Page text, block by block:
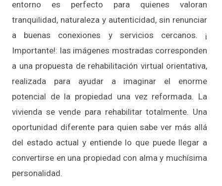
entorno es perfecto para quienes valoran
tranquilidad, naturaleza y autenticidad, sin renunciar
a buenas conexiones y servicios cercanos. ¡
Importante!: las imágenes mostradas corresponden
a una propuesta de rehabilitación virtual orientativa,
realizada para ayudar a imaginar el enorme
potencial de la propiedad una vez reformada. La
vivienda se vende para rehabilitar totalmente. Una
oportunidad diferente para quien sabe ver más allá
del estado actual y entiende lo que puede llegar a
convertirse en una propiedad con alma y muchísima
personalidad.